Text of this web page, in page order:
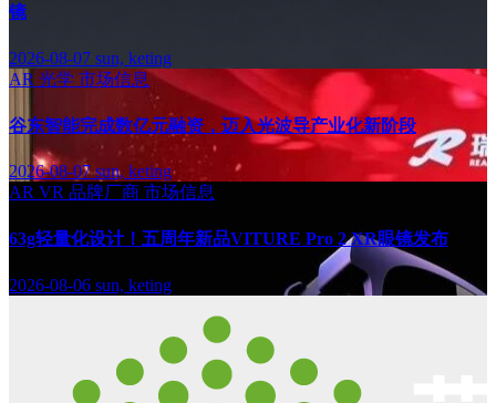
镜
2026-08-07 sun, keting
AR 光学 市场信息
谷东智能完成数亿元融资，迈入光波导产业化新阶段
2026-08-07sun, keting
AR VR 品牌厂商 市场信息
63g轻量化设计！五周年新品VITURE Pro 2 XR眼镜发布
2026-08-06 sun, keting